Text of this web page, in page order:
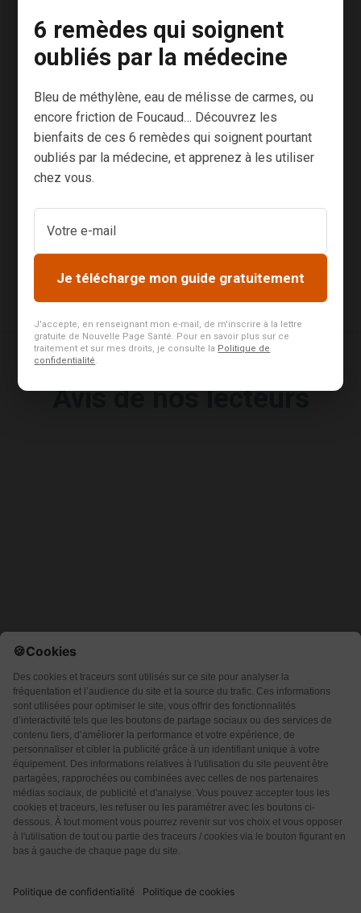
TWO
Technology
entire soul, like these sweet mornings of spring
which I enjoy with my whole heart. I am alone, and
feel the charm of existence in this spot, which was
created for the bliss of souls like mine. I am so
Avis de nos lecteurs
6 remèdes qui soignent
oubliés par la médecine
Bleu de méthylène, eau de mélisse de carmes, ou
encore friction de Foucaud… Découvrez les
bienfaits de ces 6 remèdes qui soignent pourtant
oubliés par la médecine, et apprenez à les utiliser
chez vous.
Je télécharge mon guide gratuitement
J'accepte, en renseignant mon e-mail, de m'inscrire à la lettre
gratuite de Nouvelle Page Santé. Pour en savoir plus sur ce
traitement et sur mes droits, je consulte la Politique de
confidentialité.